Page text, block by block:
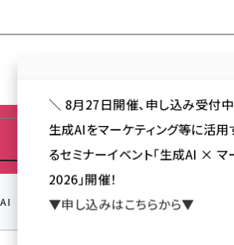
当者Forum
カテゴリ／種別 から探す
AI SNS アクセス解析／データ分析
＼ 8月27日開催、申し込み受付中
生成AIをマーケティング等に活
るセミナーイベント「生成AI × マ
2026」開催！
▼申し込みはこちらから▼